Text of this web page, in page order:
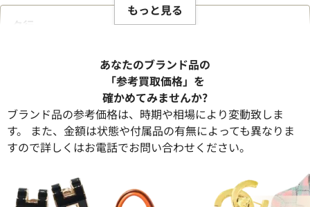
タ行
ハ行
もっと見る
あなたのブランド品の
「参考買取価格」を
確かめてみませんか?
ブランド品の参考価格は、時期や相場により変動致しま
す。 また、金額は状態や付属品の有無によっても異なりま
すので詳しくはお電話でお問い合わせください。